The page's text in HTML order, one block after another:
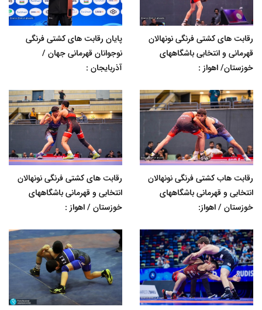
رقابت های کشتی فرنگی نونهالان
قهرمانی و انتخابی باشگاههای
خوزستان/ اهواز :
پایان رقابت های کشتی فرنگی
نوجوانان قهرمانی جهان /
آذربایجان :
رقابت هاب کشتی فرنگی نونهالان
انتخابی و قهرمانی باشگاههای
خوزستان / اهواز:
رقابت های کشتی فرنگی نونهالان
انتخابی و قهرمانی باشگاههای
خوزستان / اهواز :